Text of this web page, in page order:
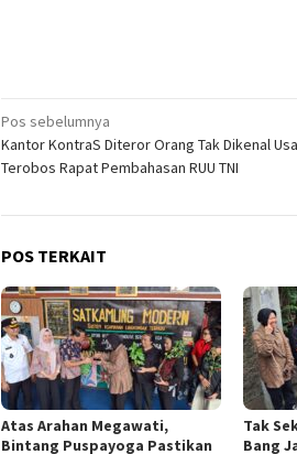
Navigasi
pos
Pos sebelumnya
Kantor KontraS Diteror Orang Tak Dikenal
Terobos Rapat Pembahasan RUU TNI
POS TERKAIT
Atas Arahan Megawati,
Bintang Puspayoga Pastikan
Tak
Bang